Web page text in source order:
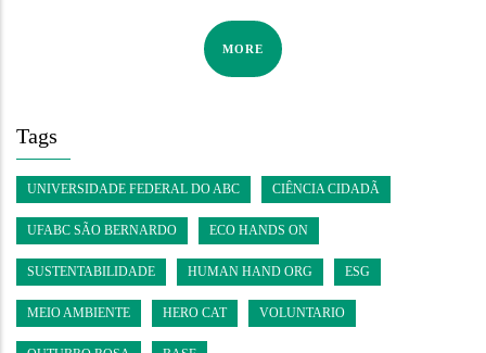
MORE
Tags
UNIVERSIDADE FEDERAL DO ABC CIÊNCIA CIDADÃ
UFABC SÃO BERNARDO ECO HANDS ON
SUSTENTABILIDADE HUMAN HAND ORG ESG
MEIO AMBIENTE HERO CAT VOLUNTARIO